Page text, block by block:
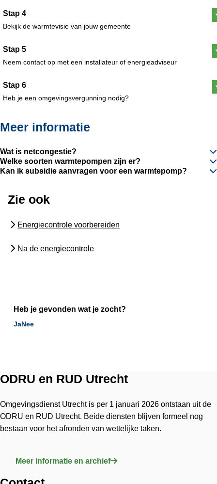
Stap 4
Bekijk de warmtevisie van jouw gemeente
Stap 5
Neem contact op met een installateur of energieadviseur
Stap 6
Heb je een omgevingsvergunning nodig?
Meer informatie
Wat is netcongestie?
Welke soorten warmtepompen zijn er?
Kan ik subsidie aanvragen voor een warmtepomp?
Zie ook
Energiecontrole voorbereiden
Na de energiecontrole
Heb je gevonden wat je zocht?
JaNee
ODRU en RUD Utrecht
Omgevingsdienst Utrecht is per 1 januari 2026 ontstaan uit de
ODRU en RUD Utrecht. Beide diensten blijven formeel nog
bestaan voor het afronden van wettelijke taken.
Meer informatie en archief